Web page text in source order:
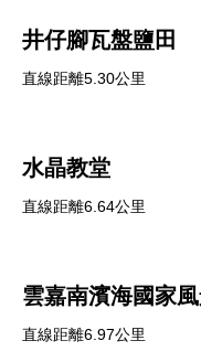
井仔腳瓦盤鹽田
直線距離5.30公里
水晶教堂
直線距離6.64公里
雲嘉南濱海國家
直線距離6.97公里